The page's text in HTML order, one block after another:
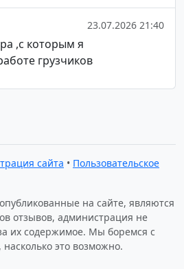
23.07.2026 21:40
,с которым я
грузчиков
сайта • Пользовательское
на сайте, являются
отзывов, администрация не
их содержимое. Мы боремся с
это возможно.